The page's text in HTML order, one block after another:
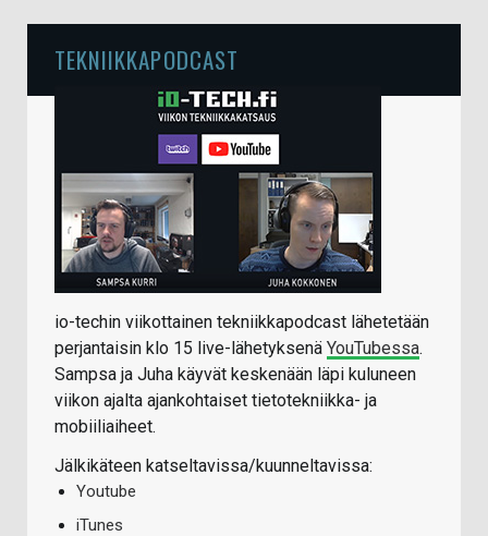
TEKNIIKKAPODCAST
io-techin viikottainen tekniikkapodcast lähetetään
perjantaisin klo 15 live-lähetyksenä YouTubessa.
Sampsa ja Juha käyvät keskenään läpi kuluneen
viikon ajalta ajankohtaiset tietotekniikka- ja
mobiiliaiheet.
Jälkikäteen katseltavissa/kuunneltavissa:
Youtube
iTunes